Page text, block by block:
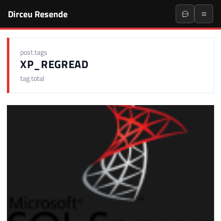
Dirceu Resende
post.tags
XP_REGREAD
tag.total